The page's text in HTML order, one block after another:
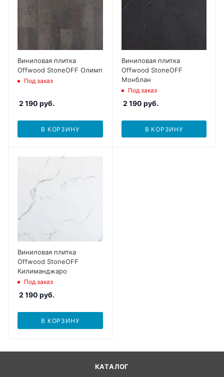
Виниловая плитка
Offwood StoneOFF Олимп
Под заказ
2 190 руб.
В КОРЗИНУ
Виниловая плитка
Offwood StoneOFF
Монблан
Под заказ
2 190 руб.
В КОРЗИНУ
Виниловая плитка
Offwood StoneOFF
Килиманджаро
Под заказ
2 190 руб.
В КОРЗИНУ
КАТАЛОГ